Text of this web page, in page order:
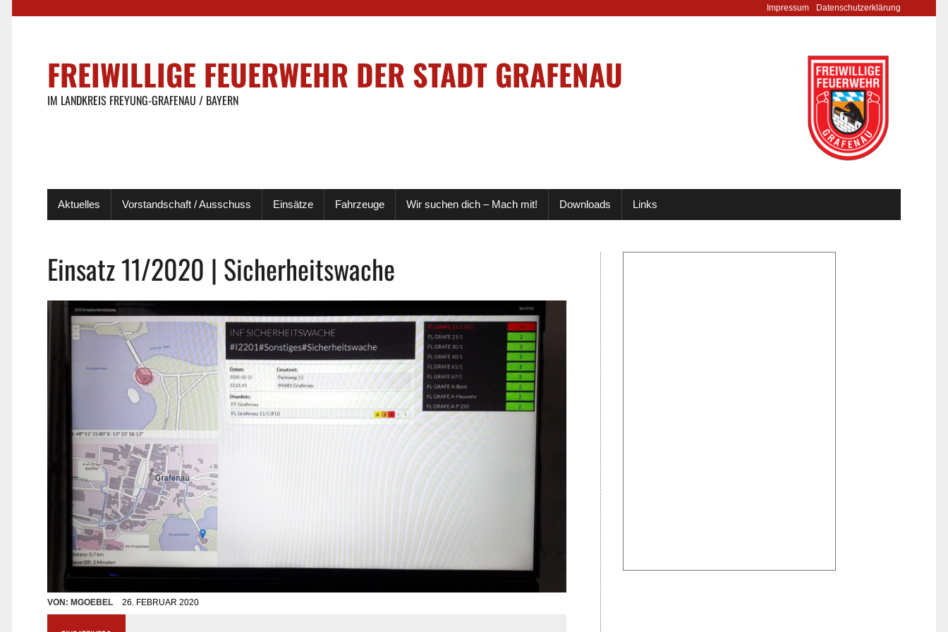
Impressum Datenschutzerklärung
FREIWILLIGE FEUERWEHR DER STADT GRAFENAU
IM LANDKREIS FREYUNG-GRAFENAU / BAYERN
Aktuelles Vorstandschaft / Ausschuss Einsätze Fahrzeuge Wir suchen dich – Mach mit! Downloads Links
Einsatz 11/2020 | Sicherheitswache
VON:MGOEBEL 26. FEBRUAR 2020